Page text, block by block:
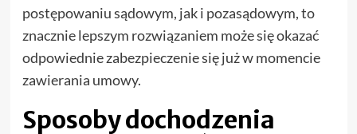
postępowaniu sądowym, jak i pozasądowym, to
znacznie lepszym rozwiązaniem może się okazać
odpowiednie zabezpieczenie się już w momencie
zawierania umowy.
Sposoby dochodzenia